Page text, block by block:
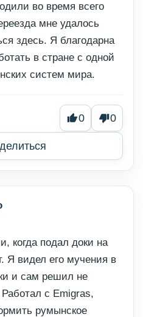
во время всего
мне удалось
здесь. Я благодарна
в стране с одной
систем мира.
0 0
когда подал доки на
Я видел его мучения в
и сам решил не
с Emigras,
румынское